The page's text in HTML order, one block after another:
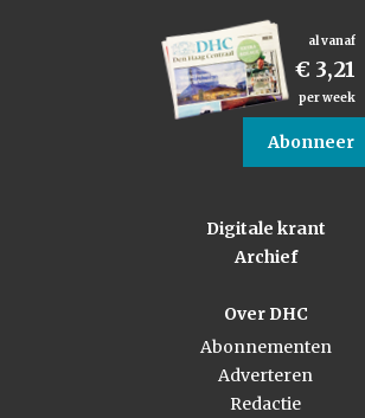
al vanaf
€ 3,21
per week
Abonneer
Digitale krant
Archief
Over DHC
Abonnementen
Adverteren
Redactie